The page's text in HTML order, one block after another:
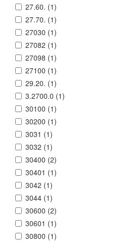
27.60. (1)
27.70. (1)
27030 (1)
27082 (1)
27098 (1)
27100 (1)
29.20. (1)
3.2700.0 (1)
30100 (1)
30200 (1)
3031 (1)
3032 (1)
30400 (2)
30401 (1)
3042 (1)
3044 (1)
30600 (2)
30601 (1)
30800 (1)